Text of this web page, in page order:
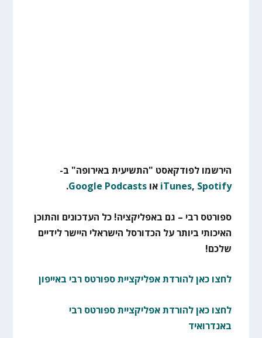
הירשמו לפודקאסט "התשיעית באירופה" ב-
iTunes, Spotify אוGoogle Podcasts
.
ספורטס רבי – גם באפליקציה! כל העדכונים והתוכן
האיכותי ביותר על הכדורסל הישראלי היישר לידיים
שלכם!
לחצו כאן להורדת אפליקציית ספורטס רבי באייפון
לחצו כאן להורדת אפליקציית ספורטס רבי
באנדרואיד